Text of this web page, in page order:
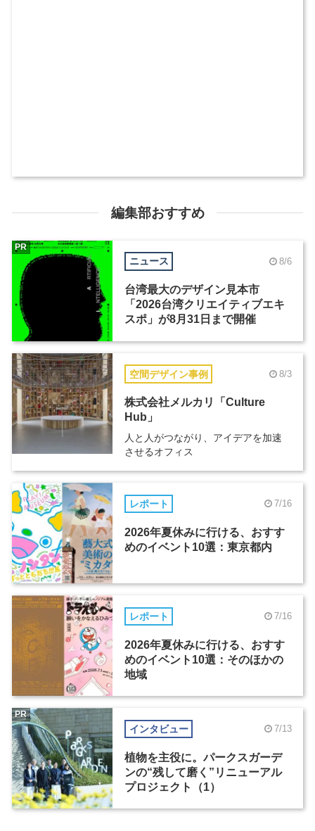
編集部おすすめ
ニュース 8/6
台湾最大のデザイン見本市
「2026台湾クリエイティブエキ
スポ」が8月31日まで開催
PR
空間デザイン事例 8/3
株式会社メルカリ「Culture
Hub」
人と人がつながり、アイデアを加速
させるオフィス
レポート 7/16
2026年夏休みに行ける、おすす
めのイベント10選：東京都内
レポート 7/16
2026年夏休みに行ける、おすす
めのイベント10選：そのほかの
地域
インタビュー 7/13
植物を主役に。パークスガーデ
ンの“残して磨く”リニューアル
プロジェクト（1）
PR